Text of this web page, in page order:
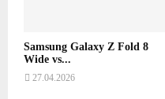
Samsung Galaxy Z Fold 8
Wide vs...
27.04.2026